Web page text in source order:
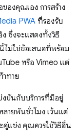
องคุณเอง การสร้าง
PWA ที่รองรับ
ซึ่งจะแสดงทั้งวิธี
ไม่ใช่ข้อเสนอที่พร้อม
หรือ Vimeo แต่
ทาย
งขันกับบริการที่มีอยู่
ลายพันชั่วโมง เว้นแต่
คู่แข่ง คุณควรใช้วิธีอื่น